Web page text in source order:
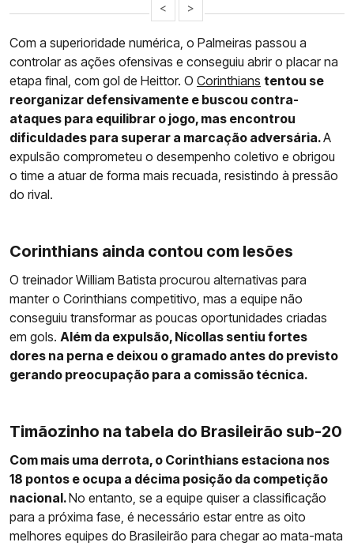
< >
Com a superioridade numérica, o Palmeiras passou a
controlar as ações ofensivas e conseguiu abrir o placar na
etapa final, com gol de Heittor. O Corinthians tentou se
reorganizar defensivamente e buscou contra-
ataques para equilibrar o jogo, mas encontrou
dificuldades para superar a marcação adversária.A
expulsão comprometeu o desempenho coletivo e obrigou
o time a atuar de forma mais recuada, resistindo à pressão
do rival.
Corinthians ainda contou com lesões
O treinador William Batista procurou alternativas para
manter o Corinthians competitivo, mas a equipe não
conseguiu transformar as poucas oportunidades criadas
em gols. Além da expulsão, Nícollas sentiu fortes
dores na perna e deixou o gramado antes do previsto
gerando preocupação para a comissão técnica.
Timãozinho na tabela do Brasileirão sub-20
Com mais uma derrota, o Corinthians estaciona nos
18 pontos e ocupa a décima posição da competição
nacional.No entanto, se a equipe quiser a classificação
para a próxima fase, é necessário estar entre as oito
melhores equipes do Brasileirão para chegar ao mata-mata